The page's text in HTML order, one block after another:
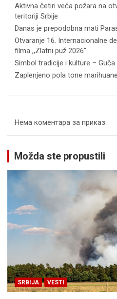
Aktivna četiri veća požara na
teritoriji Srbije
Danas je prepodobna mati
Otvaranje 16. Internacionalne
filma ,,Zlatni puž 2026“
Simbol tradicije i kulture – Guča
Zaplenjeno pola tone
Нема коментара за приказ.
Možda ste propustili
SRBIJA VESTI